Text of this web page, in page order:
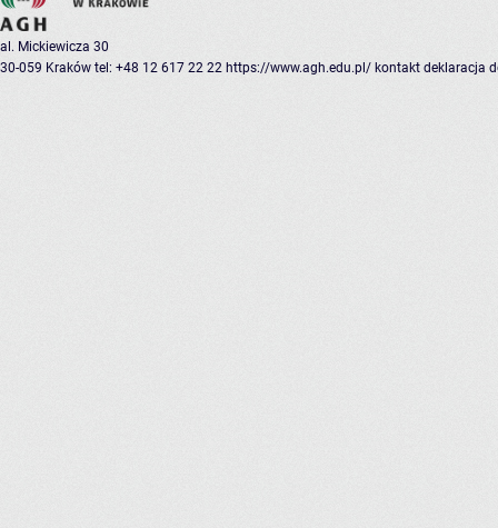
al. Mickiewicza 30
30-059 Kraków tel: +48 12 617 22 22 https://www.agh.edu.pl/ kontakt deklaracja